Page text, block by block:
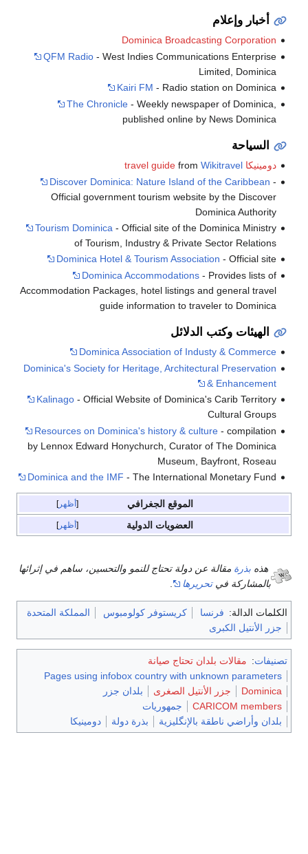
أخبار وإعلام
Dominica Broadcasting Corporation
QFM Radio- West Indies Communications Enterprise
Limited, Dominica
Kairi FM - Radio station on Dominica
The Chronicle- Weekly newspaper of Dominica,
published online by News Dominica
السياحة
دومينيكا travel guide from Wikitravel
Discover Dominica: Nature Island of the Caribbean -
Official government tourism website by the Discover
Dominica Authority
Tourism Dominica - Official site of the Dominica Ministry
of Tourism, Industry & Private Sector Relations
Dominica Hotel & Tourism Association - Official site
Dominica Accommodations- Provides lists of
Accommodation Packages, hotel listings and general travel
guide information to traveler to Dominica
الهيئات وكتب الدلائل
Dominica Association of Industy & Commerce
Dominica's Society for Heritage, Architectural Preservation
& Enhancement
Kalinago- Official Website of Dominica's Carib Territory
Cultural Groups
Resources on Dominica's history & culture- compilation
by Lennox Edward Honychurch, Curator of The Dominica
Museum, Bayfront, Roseau
Dominica and the IMF - The International Monetary Fund
أظهر الموقع الجغرافي
أظهر العضويات الدولية
هذه بذرة مقالة عن دولة تحتاج للنمو والتحسين، ساهم في إثرائها
بالمشاركة فيتحريرها .
الكلمات الدالة: فرنسا كريستوفر كولومبوس
المملكة المتحدة
جزر الأنتيل الكبرى
تصنيفات: مقالات بلدان تحتاج صيانة
Pages using infobox country with unknown parameters
Dominica
جزر الأنتيل الصغرى
بلدان جزر
CARICOM members
جمهوريات
بلدان وأراضي ناطقة بالإنگليزية
بذرة دولة دومينيكا